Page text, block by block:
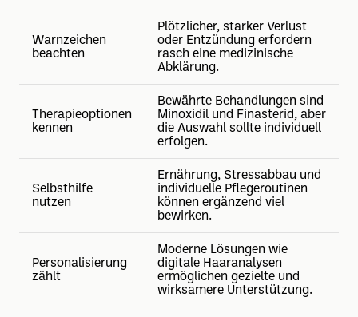
Warnzeichen
beachten
Plötzlicher, starker Verlust
oder Entzündung erfordern
rasch eine medizinische
Abklärung.
Therapieoptionen
kennen
Bewährte Behandlungen sind
Minoxidil und Finasterid, aber
die Auswahl sollte individuell
erfolgen.
Selbsthilfe
nutzen
Ernährung, Stressabbau und
individuelle Pflegeroutinen
können ergänzend viel
bewirken.
Personalisierung
zählt
Moderne Lösungen wie
digitale Haaranalysen
ermöglichen gezielte und
wirksamere Unterstützung.